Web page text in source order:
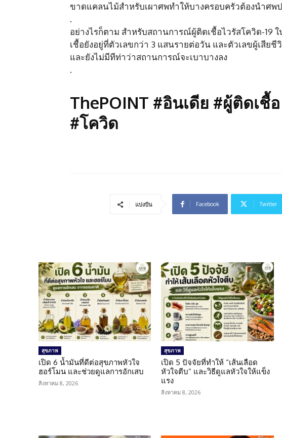
ขาดแคลนไม้สำหรับเผาศพทำให้บางครอบครัวต้องนำศพ
.
อย่างไรก็ตาม สำหรับสถานการณ์ผู้ติดเชื้อไวรัสโควิด-19
เชื้อยังอยู่ที่ตัวเลขกว่า 3 แสนรายต่อวัน และตัวเลขผู้เสี
และยังไม่มีทีท่าว่าสถานการณ์จะเบาบางลง
.
ThePOINT #อินเดีย #ผู้ติดเ
#โควิด
แบ่งปัน Facebook Twitter
สุขภาพ
เปิด 6 น้ำมันที่ดีต่อสุขภาพหัวใจ
ฮอร์โมน และช่วยดูแลการอักเสบ
สิงหาคม 8, 2026
สุขภาพ
เปิด 5 ปัจจัยที่ทำให้ “เส้นเลือด
หัวใจตีบ” และวิธีดูแลหัวใจให้แข็ง
แรง
สิงหาคม 8, 2026